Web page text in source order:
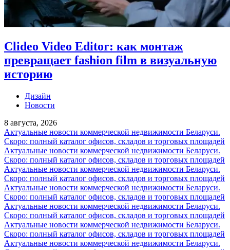
Clideo Video Editor: как монтаж
превращает fashion film в визуальную
историю
Дизайн
Новости
8 августа, 2026
Актуальные новости коммерческой недвижимости Беларуси.
Скоро: полный каталог офисов, складов и торговых площадей
Актуальные новости коммерческой недвижимости Беларуси.
Скоро: полный каталог офисов, складов и торговых площадей
Актуальные новости коммерческой недвижимости Беларуси.
Скоро: полный каталог офисов, складов и торговых площадей
Актуальные новости коммерческой недвижимости Беларуси.
Скоро: полный каталог офисов, складов и торговых площадей
Актуальные новости коммерческой недвижимости Беларуси.
Скоро: полный каталог офисов, складов и торговых площадей
Актуальные новости коммерческой недвижимости Беларуси.
Скоро: полный каталог офисов, складов и торговых площадей
Актуальные новости коммерческой недвижимости Беларуси.